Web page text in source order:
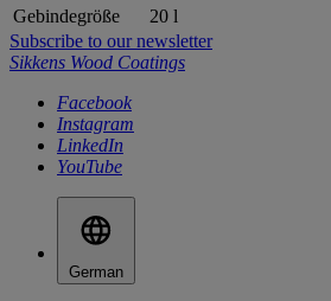
Gebindegröße
20 l
Subscribe to our newsletter
Sikkens Wood Coatings
Facebook
Instagram
LinkedIn
YouTube
German